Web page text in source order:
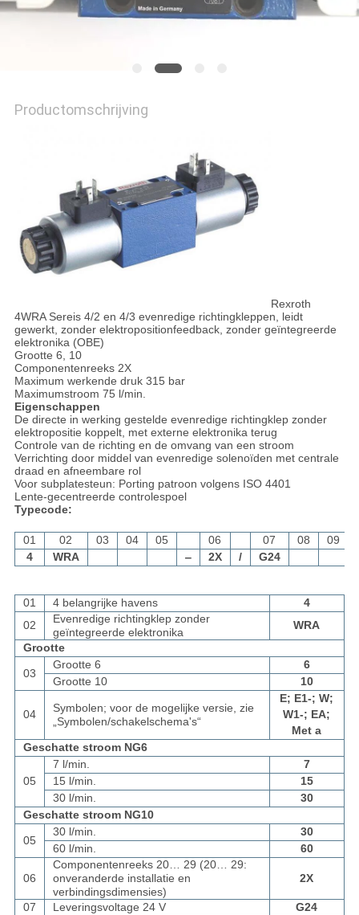
Productomschrijving
Rexroth
4WRA Sereis 4/2 en 4/3 evenredige richtingkleppen, leidt
gewerkt, zonder elektropositionfeedback, zonder geïntegreerde
elektronika (OBE)
Grootte 6, 10
Componentenreeks 2X
Maximum werkende druk 315 bar
Maximumstroom 75 l/min.
Eigenschappen
De directe in werking gestelde evenredige richtingklep zonder
elektropositie koppelt, met externe elektronika terug
Controle van de richting en de omvang van een stroom
Verrichting door middel van evenredige solenoïden met centrale
draad en afneembare rol
Voor subplatesteun: Porting patroon volgens ISO 4401
Lente-gecentreerde controlespoel
Typecode:
01 02 03 04 05 06 07 08
09
4
WRA ‒ 2X / G24
01 4 belangrijke havens
4
02
Evenredige richtingklep zonder
geïntegreerde elektronika
WRA
Grootte
03
Grootte 6
6
Grootte 10
10
04
Symbolen; voor de mogelijke versie, zie
„Symbolen/schakelschema's“
E; E1-; W;
W1-; EA;
Met a
Geschatte stroom NG6
05
7 l/min.
7
15 l/min.
15
30 l/min.
30
Geschatte stroom NG10
05
30 l/min.
30
60 l/min.
60
06
Componentenreeks 20… 29 (20… 29:
onveranderde installatie en
verbindingsdimensies)
2X
07 Leveringsvoltage 24 V
G24